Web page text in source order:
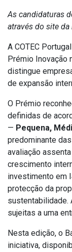
As candidaturas
através do site da
A COTEC
Prémio Inovação
distingue
de expansão
O Prémio
definidas de
— Pequena,
predominante
avaliação
crescimento
investimento em
protecção da
sustentabilidade.
sujeitas a uma
Nesta edição, o
iniciativa,